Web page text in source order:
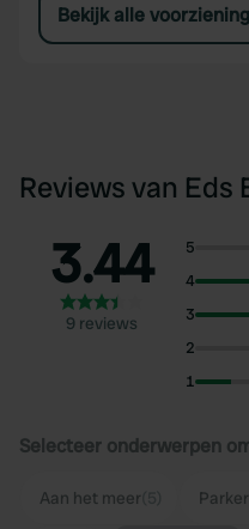
Bekijk alle
Reviews van Eds
3.44
9 reviews
5
4
3
2
1
Selecteer onderwerpen
Aan het meer